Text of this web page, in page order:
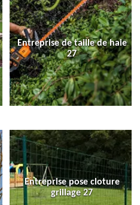
Entreprise de taille de haie
27
Entreprise pose cloture
grillage 27